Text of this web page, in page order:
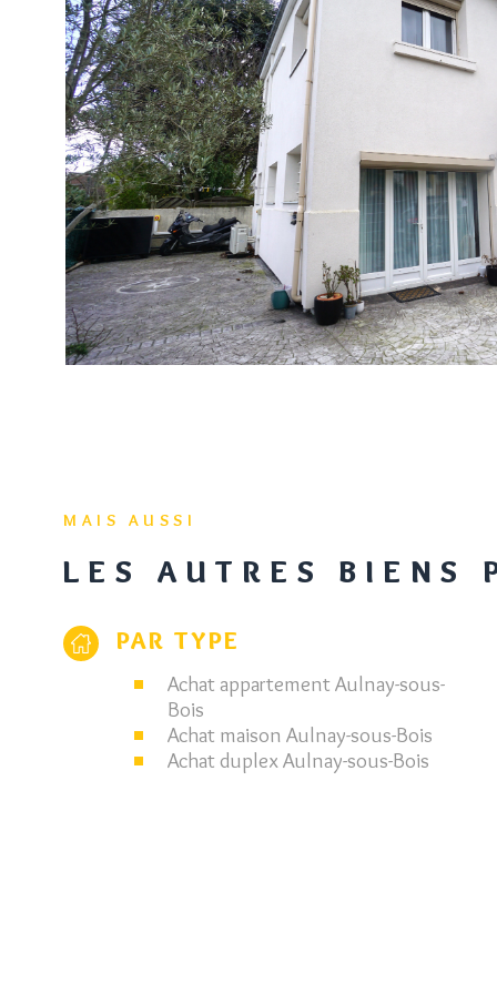
VOIR LE
MAIS AUSSI
LES AUTRES BIENS
PAR TYPE
Achat appartement Aulnay-sous-
Bois
Achat maison Aulnay-sous-Bois
Achat duplex Aulnay-sous-Bois